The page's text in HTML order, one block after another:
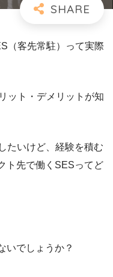
（客先常駐）って実際
ット・デメリットが知
たいけど、経験を積む
ト先で働くSESってど
いでしょうか？